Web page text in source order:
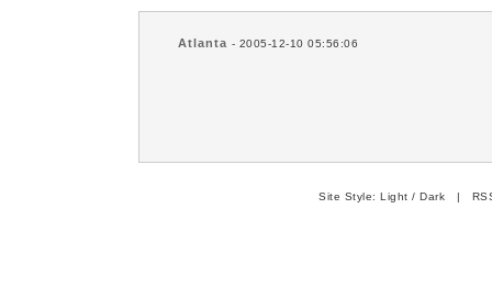
Atlanta - 2005-12-10 05:56:06
Site Style:Light /Dark |